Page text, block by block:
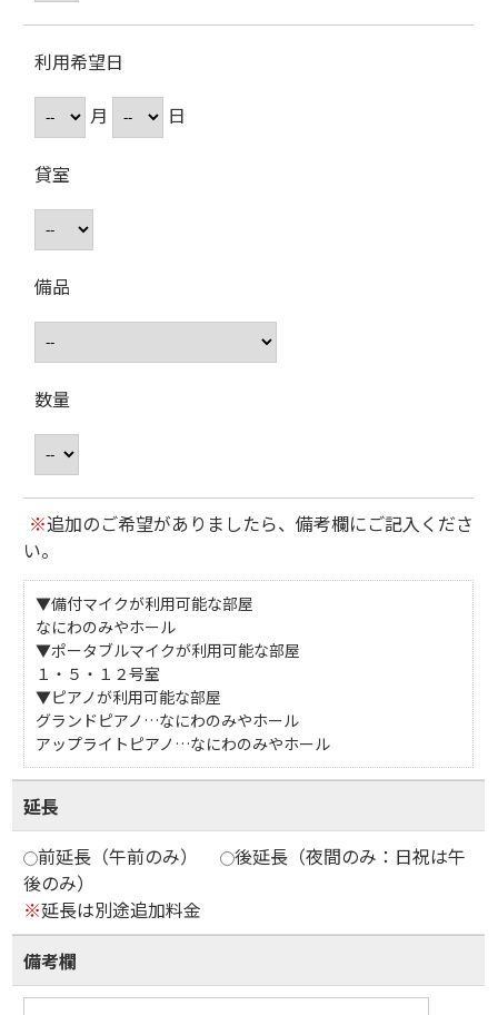
利用希望日
月
日
貸室
備品
数量
※追加のご希望がありましたら、備考欄にご記入くださ
い。
▼備付マイクが利用可能な部屋
なにわのみやホール
▼ポータブルマイクが利用可能な部屋
１・５・１２号室
▼ピアノが利用可能な部屋
グランドピアノ…なにわのみやホール
アップライトピアノ…なにわのみやホール
延長
前延長（午前のみ）
後延長（夜間のみ：日祝は午
後のみ）
※延長は別途追加料金
備考欄